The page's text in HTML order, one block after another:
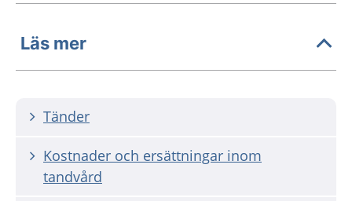
Läs mer
Tänder
Kostnader och ersättningar inom
tandvård